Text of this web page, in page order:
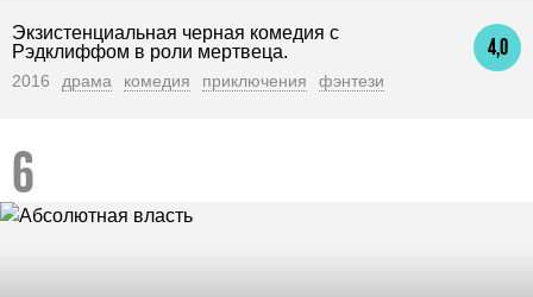
4,0
Экзистенциальная черная комедия с
Рэдклиффом в роли мертвеца.
2016 драма комедия приключения фэнтези